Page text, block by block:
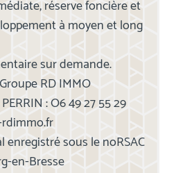
réserve foncière et
à moyen et long
sur demande.
RD IMMO
: O6 49 27 55 29
sous le noRSAC
en-Bresse